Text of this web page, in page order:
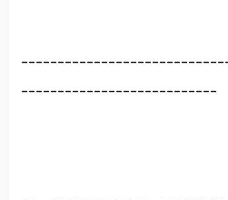
---------------------------